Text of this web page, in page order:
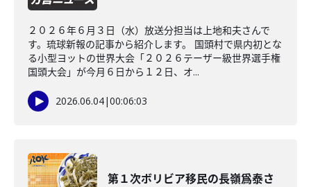
２０２６年６月３日（水）放送分担当は上地和夫さんで
す。琉球新報の記事から紹介します。 国頭村で県内初とな
る小型ヨットの世界大会「２０２６テーザー級世界選手権
国頭大会」が今月６日から１２日、オ...
2026.06.04|00:06:03
第１次ボリビア移民の長嶺爲泰さ